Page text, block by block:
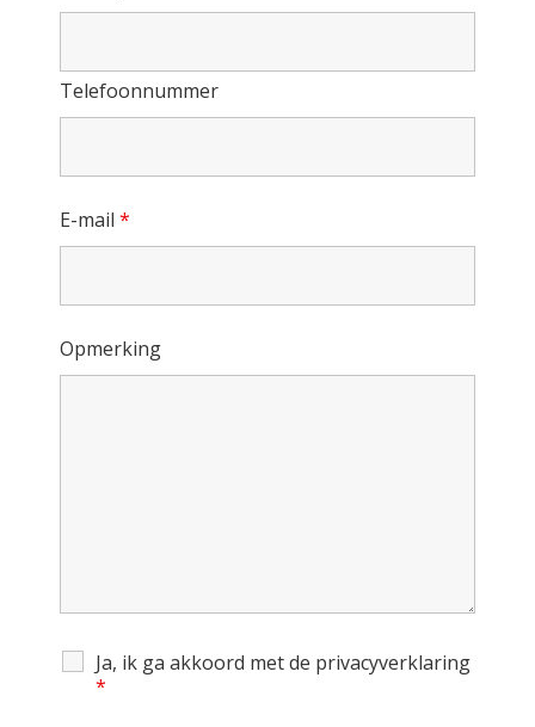
Telefoonnummer
E-mail *
Opmerking
Ja, ik ga akkoord met de privacyverklaring
*